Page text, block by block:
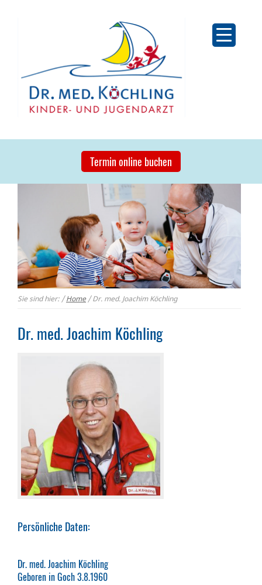
Kinder- und Jugendarzt Dr. med. Köchling
Kinder-Hämatologie und Onkologie . Ernährungsmedizin .
Termin online buchen
Sie sind hier: / Home /Dr. med. Joachim Köchling
Dr. med. Joachim Köchling
Persönliche Daten:
Dr. med. Joachim Köchling
Geboren in Goch 3.8.1960